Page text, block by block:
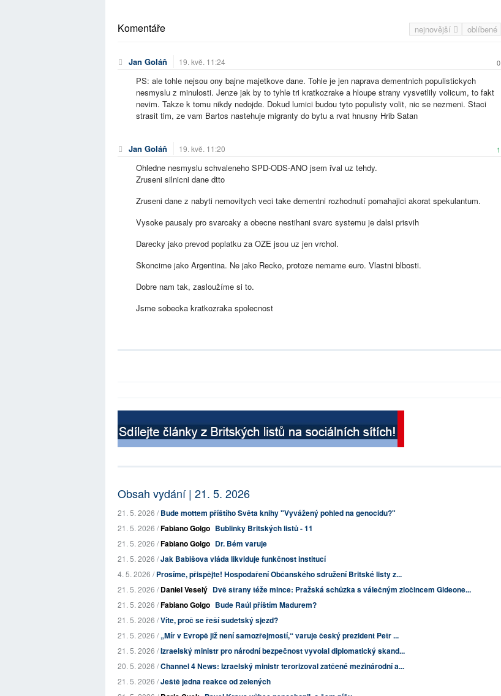
nejnovější oblíbené
Komentáře
Jan Goláň 19. kvě. 11:24 0
PS: ale tohle nejsou ony bajne majetkove dane. Tohle je jen naprava dementnich populistickych
nesmyslu z minulosti. Jenze jak by to tyhle tri kratkozrake a hloupe strany vysvetlily volicum, to fakt
nevim. Takze k tomu nikdy nedojde. Dokud lumici budou tyto populisty volit, nic se nezmeni. Staci
strasit tim, ze vam Bartos nastehuje migranty do bytu a rvat hnusny Hrib Satan
Jan Goláň 19. kvě. 11:20 1
Ohledne nesmyslu schvaleneho SPD-ODS-ANO jsem řval uz tehdy.
Zruseni silnicni dane dtto
Zruseni dane z nabyti nemovitych veci take dementni rozhodnutí pomahajici akorat spekulantum.
Vysoke pausaly pro svarcaky a obecne nestihani svarc systemu je dalsi prisvih
Darecky jako prevod poplatku za OZE jsou uz jen vrchol.
Skoncime jako Argentina. Ne jako Recko, protoze nemame euro. Vlastni blbosti.
Dobre nam tak, zasloužíme si to.
Jsme sobecka kratkozraka spolecnost
Obsah vydání | 21. 5. 2026
21. 5. 2026 /Bude mottem příštího Světa knihy "Vyvážený pohled na genocidu?"
21. 5. 2026 /Fabiano Golgo Bublinky Britských listů - 11
21. 5. 2026 /Fabiano Golgo Dr. Bém varuje
21. 5. 2026 /Jak Babišova vláda likviduje funkčnost institucí
4. 5. 2026 /Prosíme, přispějte! Hospodaření Občanského sdružení Britské listy z...
21. 5. 2026 /Daniel Veselý Dvě strany téže mince: Pražská schůzka s válečným zločincem Gideone...
21. 5. 2026 /Fabiano Golgo Bude Raúl příštím Madurem?
21. 5. 2026 /Víte, proč se řeší sudetský sjezd?
21. 5. 2026 /„Mír v Evropě již není samozřejmostí,“ varuje český prezident Petr ...
21. 5. 2026 /Izraelský ministr pro národní bezpečnost vyvolal diplomatický skand...
20. 5. 2026 /Channel 4 News: Izraelský ministr terorizoval zatčené mezinárodní a...
21. 5. 2026 /Ještě jedna reakce od zelených